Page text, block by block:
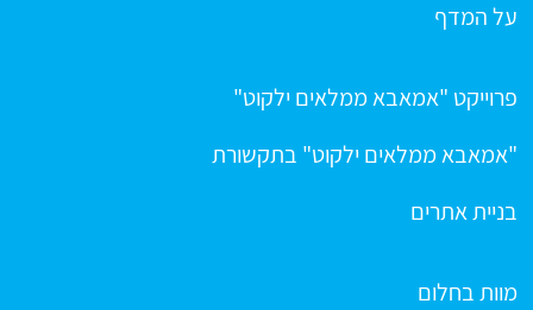
על המדף
פרוייקט "אמאבא ממלאים ילקוט"
"אמאבא ממלאים ילקוט" בתקשורת
בניית אתרים
מוות בחלום